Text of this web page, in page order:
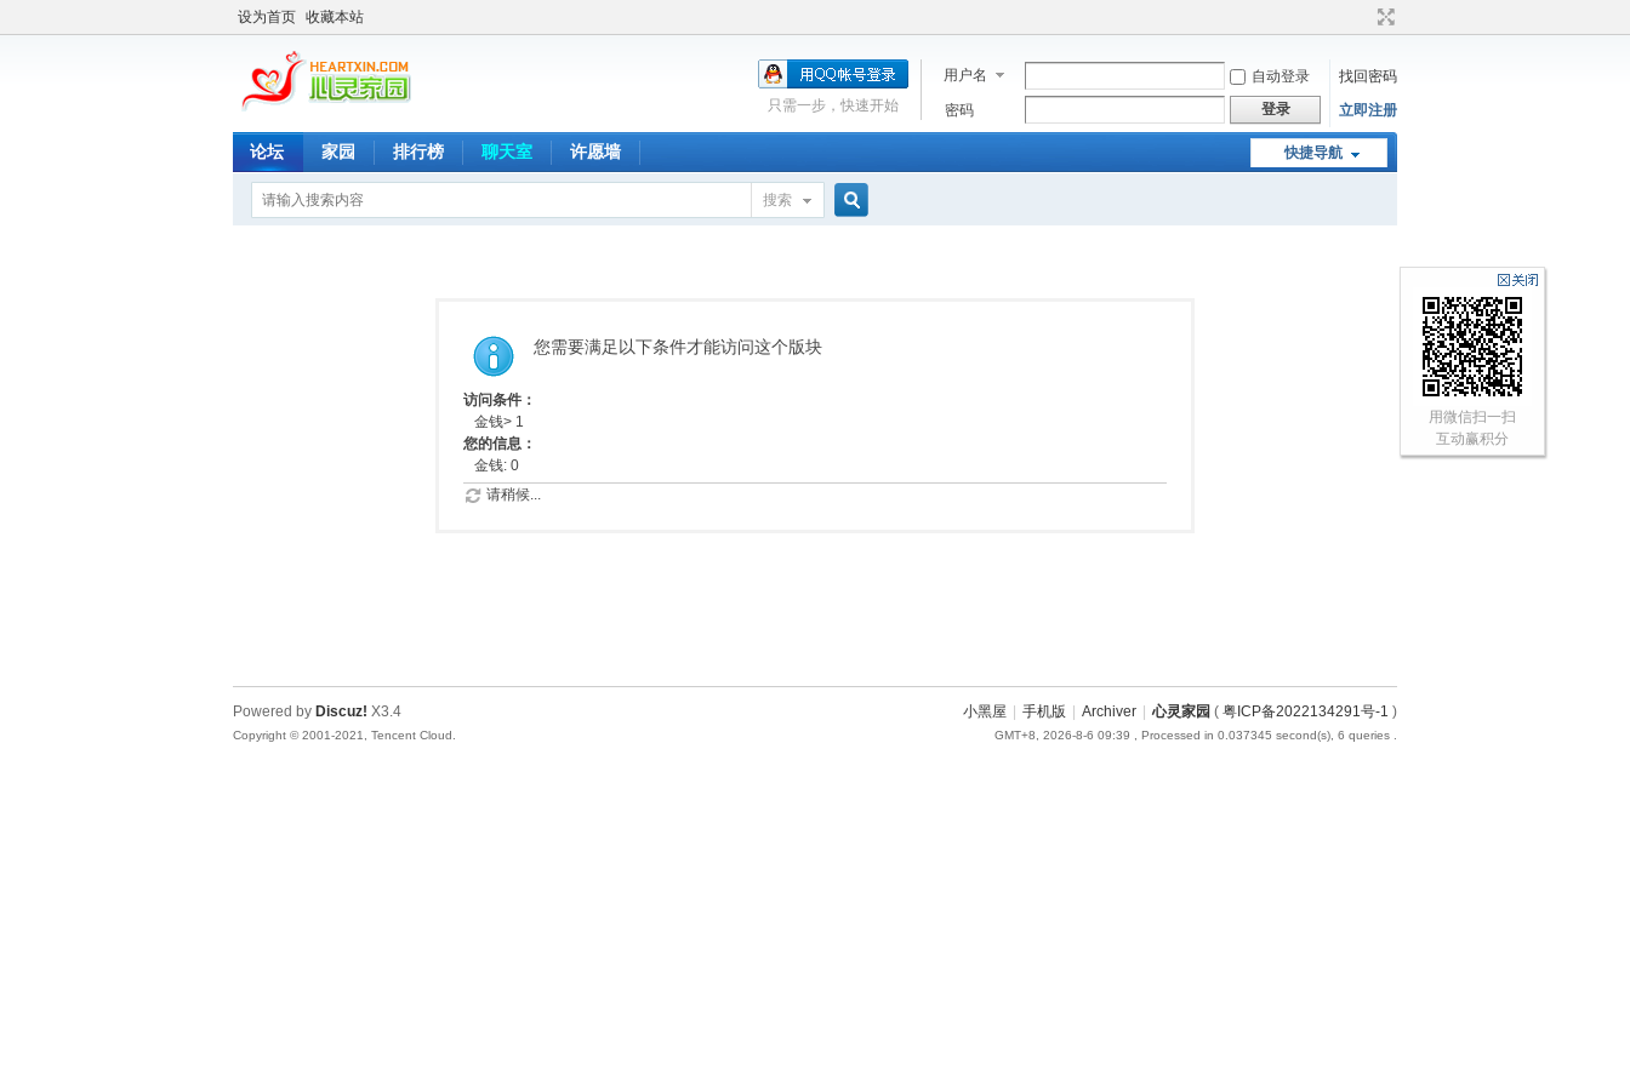
设为首页 收藏本站
用户名 自动登录
找回密码
密码
登录 立即注册
只需一步，快速开始
快捷导航
论坛 家园 排行榜 聊天室 许愿墙
搜索
您需要满足以下条件才能访问这个版块
访问条件：
金钱> 1
您的信息：
金钱: 0
请稍候...
用微信扫一扫
互动赢积分
小黑屋 手机版 Archiver 心灵家园 ( 粤ICP备2022134291号-1 )
GMT+8, 2026-8-6 09:39 , Processed in 0.037345 second(s), 6 queries .
Powered by Discuz! X3.4
Copyright © 2001-2021, Tencent Cloud.